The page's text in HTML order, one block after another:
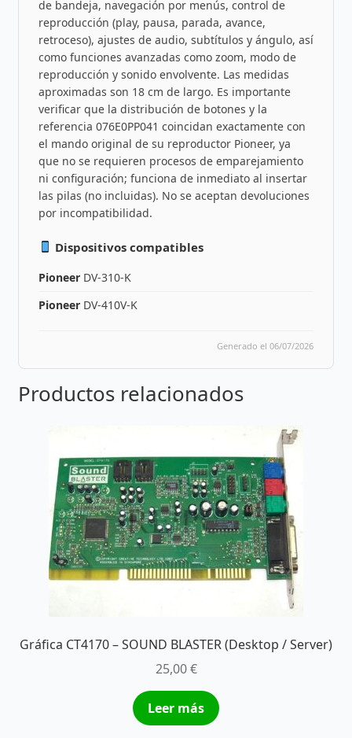
de bandeja, navegación por menús, control de
reproducción (play, pausa, parada, avance,
retroceso), ajustes de audio, subtítulos y ángulo, así
como funciones avanzadas como zoom, modo de
reproducción y sonido envolvente. Las medidas
aproximadas son 18 cm de largo. Es importante
verificar que la distribución de botones y la
referencia 076E0PP041 coincidan exactamente con
el mando original de su reproductor Pioneer, ya
que no se requieren procesos de emparejamiento
ni configuración; funciona de inmediato al insertar
las pilas (no incluidas). No se aceptan devoluciones
por incompatibilidad.
Dispositivos compatibles
Pioneer DV-310-K
Pioneer DV-410V-K
Generado el 06/07/2026
Productos relacionados
Gráfica CT4170 – SOUND BLASTER (Desktop / Server)
25,00€
Leer más